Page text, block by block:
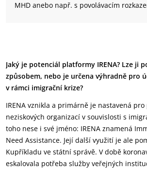
MHD anebo např. s povolávacím
Jaký je potenciál platformy IRENA? Lze ji
způsobem, nebo je určena výhradně pro
v rámci imigrační krize?
IRENA vznikla a primárně je nastavená
neziskových organizací v souvislosti s
toho nese i své jméno: IRENA znamená
Need Assistance. Její další využití je ale
Kupříkladu ve státní správě. V době
eskalovala potřeba služby veřejných